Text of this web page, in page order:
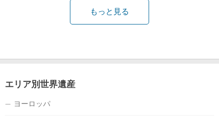
もっと見る
エリア別世界遺産
ヨーロッパ